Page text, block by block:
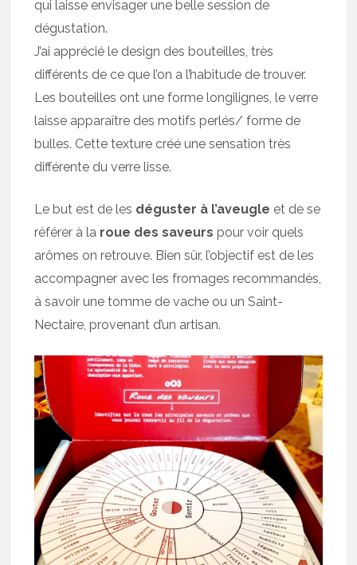
qui laisse envisager une belle session de
dégustation.
J’ai apprécié le design des bouteilles, très
différents de ce que l’on a l’habitude de trouver.
Les bouteilles ont une forme longilignes, le verre
laisse apparaître des motifs perlés/ forme de
bulles. Cette texture créé une sensation très
différente du verre lisse.
Le but est de les déguster à l’aveugle et de se
référer à la roue des saveurs pour voir quels
arômes on retrouve. Bien sûr, l’objectif est de les
accompagner avec les fromages recommandés,
à savoir une tomme de vache ou un Saint-
Nectaire, provenant d’un artisan.